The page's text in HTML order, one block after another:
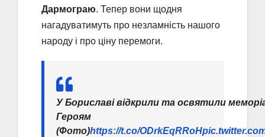
Дармограю. Тепер вони щодня
нагадуватимуть про незламність нашого
народу і про ціну перемоги.
У Бориславі відкрили та освятили
Героям
(Фото)https://t.co/ODrkEqRRoH